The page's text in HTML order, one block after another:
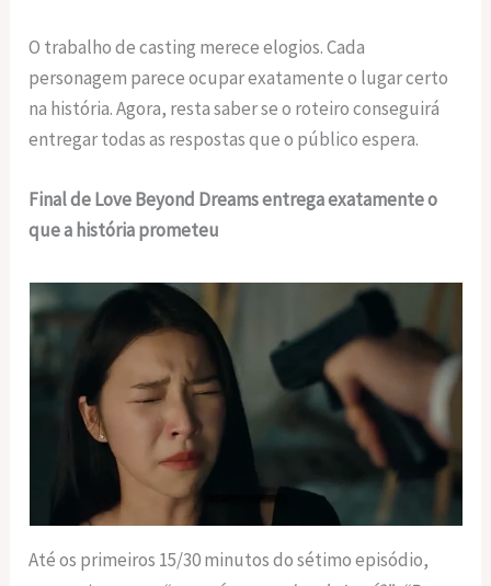
O trabalho de casting merece elogios. Cada
personagem parece ocupar exatamente o lugar certo
na história. Agora, resta saber se o roteiro conseguirá
entregar todas as respostas que o público espera.
Final de Love Beyond Dreams entrega exatamente o
que a história prometeu
Até os primeiros 15/30 minutos do sétimo episódio,